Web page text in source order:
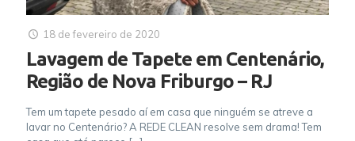
18 de fevereiro de 2020
Lavagem de Tapete em Centenário,
Região de Nova Friburgo – RJ
Tem um tapete pesado aí em casa que ninguém se atreve a
lavar no Centenário? A REDE CLEAN resolve sem drama! Tem